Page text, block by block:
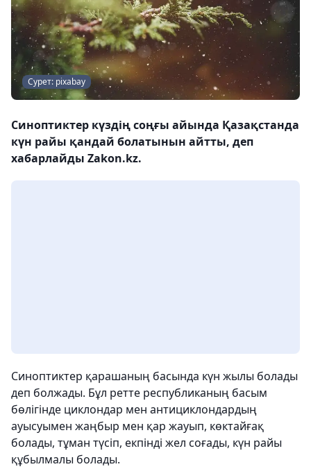
Сурет: pixabay
Синоптиктер күздің соңғы айында Қазақстанда
күн райы қандай болатынын айтты, деп
хабарлайды Zakon.kz.
Синоптиктер қарашаның басында күн жылы болады
деп болжады. Бұл ретте республиканың басым
бөлігінде циклондар мен антициклондардың
ауысуымен жаңбыр мен қар жауып, көктайғақ
болады, тұман түсіп, екпінді жел соғады, күн райы
құбылмалы болады.